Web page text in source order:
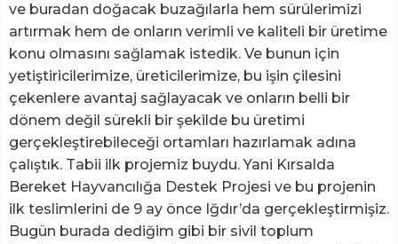
ve buradan doğacak buzağılarla hem sürülerimizi
artırmak hem de onların verimli ve kaliteli bir üretime
konu olmasını sağlamak istedik. Ve bunun için
yetiştiricilerimize, üreticilerimize, bu işin çilesini
çekenlere avantaj sağlayacak ve onların belli bir
dönem değil sürekli bir şekilde bu üretimi
gerçekleştirebileceği ortamları hazırlamak adına
çalıştık. Tabii ilk projemiz buydu. Yani Kırsalda
Bereket Hayvancılığa Destek Projesi ve bu projenin
ilk teslimlerini de 9 ay önce Iğdır’da gerçekleştirmişiz.
Bugün burada dediğim gibi bir sivil toplum